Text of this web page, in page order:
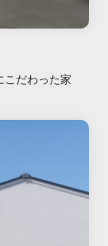
こだわった家